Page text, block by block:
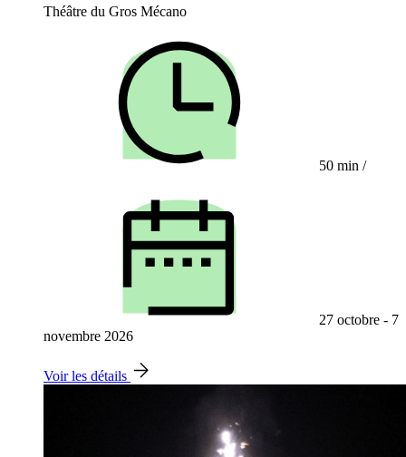
Théâtre du Gros Mécano
50 min /
27 octobre - 7
novembre 2026
Voir les détails